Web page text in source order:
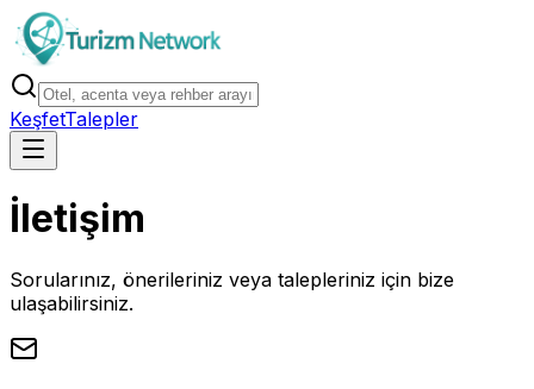
KeşfetTalepler
İletişim
Sorularınız, önerileriniz veya talepleriniz için bize
ulaşabilirsiniz.